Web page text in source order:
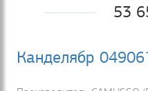
53
Канделябр